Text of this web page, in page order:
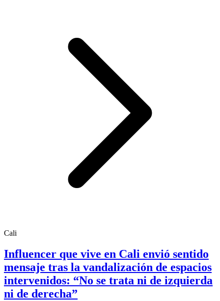
Cali
Influencer que vive en Cali envió sentido
mensaje tras la vandalización de espacios
intervenidos: “No se trata ni de izquierda
ni de derecha”